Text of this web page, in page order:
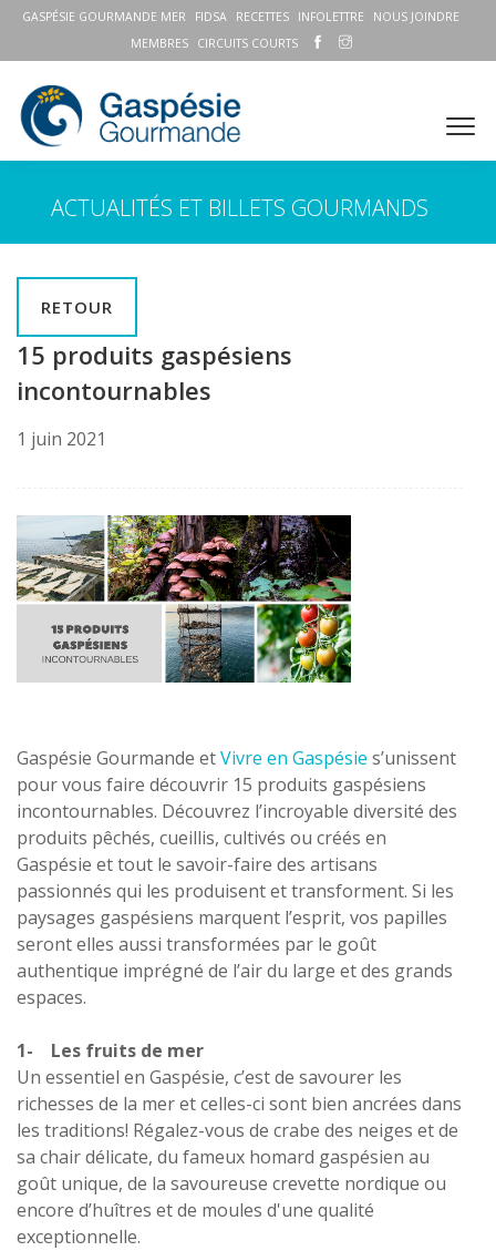
GASPÉSIE GOURMANDE MER FIDSA RECETTES INFOLETTRE
NOUS JOINDRE
MEMBRES
CIRCUITS COURTS
ACTUALITÉS ET BILLETS GOURMANDS
RETOUR
15 produits gaspésiens
incontournables
1 juin 2021
Gaspésie Gourmande etVivre en Gaspésie s’unissent
pour vous faire découvrir 15 produits gaspésiens
incontournables. Découvrez l’incroyable diversité des
produits pêchés, cueillis, cultivés ou créés en
Gaspésie et tout le savoir-faire des artisans
passionnés qui les produisent et transforment. Si les
paysages gaspésiens marquent l’esprit, vos papilles
seront elles aussi transformées par le goût
authentique imprégné de l’air du large et des grands
espaces.
1- Les fruits de mer
Un essentiel en Gaspésie, c’est de savourer les
richesses de la mer et celles-ci sont bien ancrées dans
les traditions! Régalez-vous de crabe des neiges et de
sa chair délicate, du fameux homard gaspésien au
goût unique, de la savoureuse crevette nordique ou
encore d’huîtres et de moules d'une qualité
exceptionnelle.